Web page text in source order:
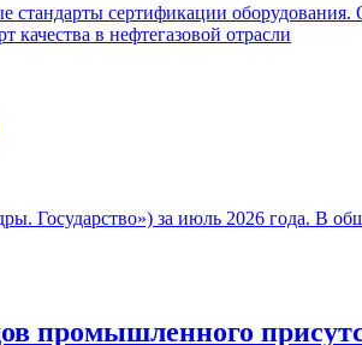
стандарты сертификации
в нефтегазовой отрасли
Государство») за июль 2026 года. В
промышленного